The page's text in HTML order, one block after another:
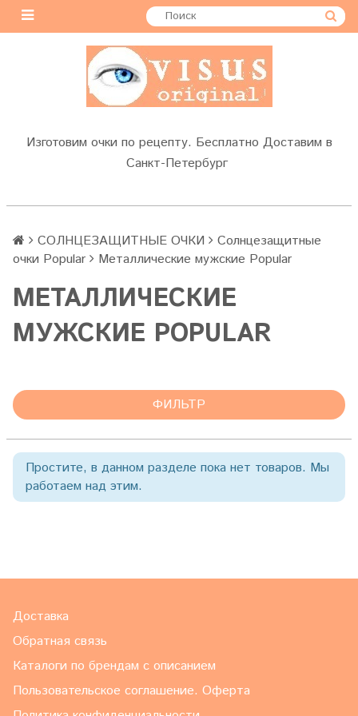
Изготовим очки по рецепту. Бесплатно Доставим в
Санкт-Петербург
СОЛНЦЕЗАЩИТНЫЕ ОЧКИ
Солнцезащитные
очки Popular
Металлические мужские Popular
МЕТАЛЛИЧЕСКИЕ
МУЖСКИЕ POPULAR
ФИЛЬТР
Простите, в данном разделе пока нет товаров. Мы
работаем над этим.
Доставка
Обратная связь
Каталоги по брендам с описанием
Пользовательское соглашение. Оферта